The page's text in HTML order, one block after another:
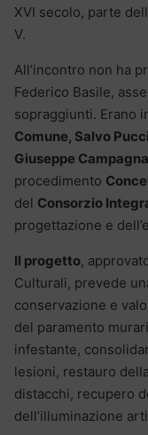
XVI secolo, parte
V.
All’incontro non ha
Federico Basile,
sopraggiunti. Erano
Comune, Salvo
Giuseppe Campagna
procedimento
del Consorzio
progettazione e
Il progetto,
Culturali, prevede
conservazione e
del paramento
infestante,
lesioni, restauro
distacchi, recupero
dell’illuminazione